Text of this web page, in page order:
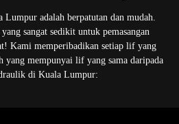
adalah berpatutan dan mudah.
sangat sedikit untuk pemasangan
Kami memperibadikan setiap lif yang
mempunyai lif yang sama daripada
di Kuala Lumpur: